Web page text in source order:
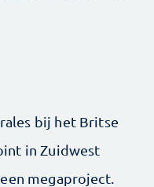
bij het Britse
in Zuidwest
megaproject.